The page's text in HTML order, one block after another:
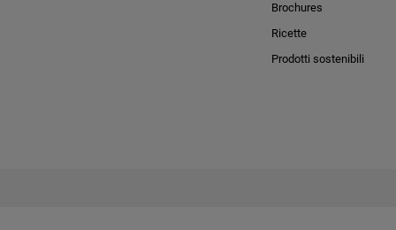
Brochures
Ricette
Prodotti sostenibili